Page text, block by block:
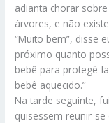
adianta chorar
árvores, e não
“Muito bem”, disse
próximo quanto
bebê para protegê-
bebê aquecido.”
Na tarde seguinte,
quisessem reunir-